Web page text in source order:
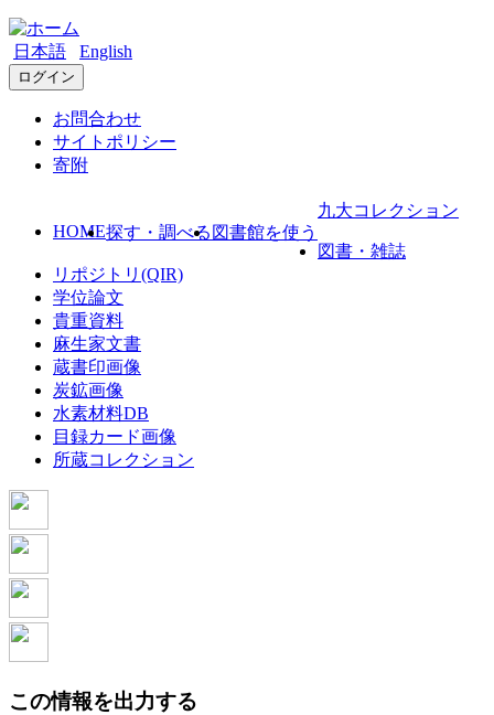
日本語 English
ログイン
お問合わせ
サイトポリシー
寄附
HOME探す・調べる 図書館を使う
九大コレクション
図書・雑誌
リポジトリ(QIR)
学位論文
貴重資料
麻生家文書
蔵書印画像
炭鉱画像
水素材料DB
目録カード画像
所蔵コレクション
この情報を出力する